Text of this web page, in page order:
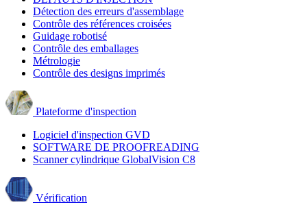
Détection des erreurs d'assemblage
Contrôle des références croisées
Guidage robotisé
Contrôle des emballages
Métrologie
Contrôle des designs imprimés
Plateforme d'inspection
Logiciel d'inspection GVD
SOFTWARE DE PROOFREADING
Scanner cylindrique GlobalVision C8
Vérification